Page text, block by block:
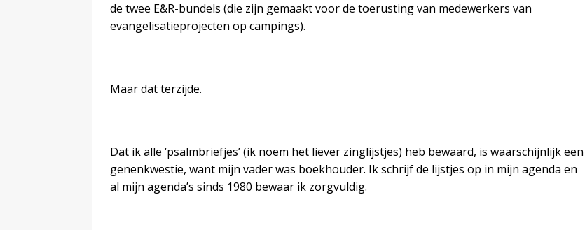
de twee E&R-bundels (die zijn gemaakt voor de toerusting van medewerkers van
evangelisatieprojecten op campings).
Maar dat terzijde.
Dat ik alle ‘psalmbriefjes’ (ik noem het liever zinglijstjes) heb bewaard, is waarschijnlijk een
genenkwestie, want mijn vader was boekhouder. Ik schrijf de lijstjes op in mijn agenda en
al mijn agenda’s sinds 1980 bewaar ik zorgvuldig.